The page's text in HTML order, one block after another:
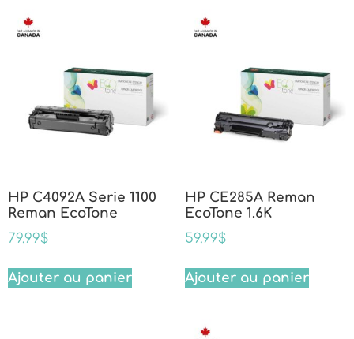
HP C4092A Serie 1100
Reman EcoTone
79.99$
Ajouter au panier
HP CE285A Reman
EcoTone 1.6K
59.99$
Ajouter au panier